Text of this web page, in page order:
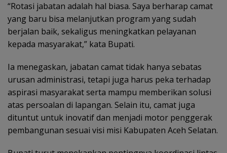
“Rotasi jabatan adalah hal biasa. Saya berharap camat
yang baru bisa melanjutkan program yang sudah
berjalan baik, sekaligus meningkatkan pelayanan
kepada masyarakat,” kata Bupati.
Ia menegaskan, jabatan camat tidak hanya sebatas
urusan administrasi, tetapi juga harus peka terhadap
aspirasi masyarakat serta mampu memberikan solusi
atas persoalan di lapangan. Selain itu, camat juga
dituntut untuk inovatif dan menjadi motor penggerak
pembangunan sesuai visi misi Kabupaten Aceh Selatan.